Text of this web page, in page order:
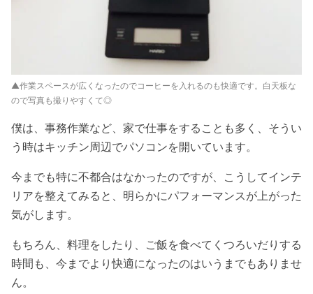
▲作業スペースが広くなったのでコーヒーを入れるのも快適です。白天板な
ので写真も撮りやすくて◎
僕は、事務作業など、家で仕事をすることも多く、そうい
う時はキッチン周辺でパソコンを開いています。
今までも特に不都合はなかったのですが、こうしてインテ
リアを整えてみると、明らかにパフォーマンスが上がった
気がします。
もちろん、料理をしたり、ご飯を食べてくつろいだりする
時間も、今までより快適になったのはいうまでもありませ
ん。